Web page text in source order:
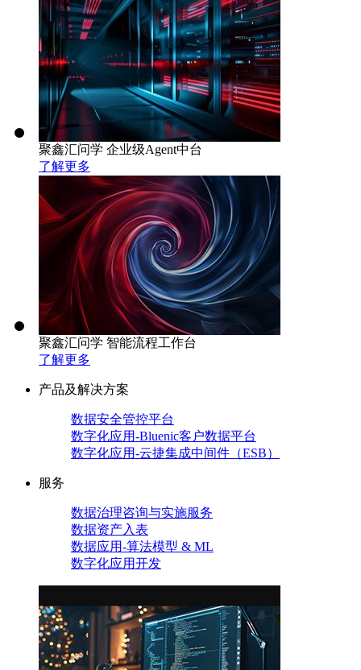
聚鑫汇问学 企业级Agent中台
了解更多
聚鑫汇问学 智能流程工作台
了解更多
产品及解决方案
数据安全管控平台
数字化应用-Bluenic客户数据平台
数字化应用-云捷集成中间件（ESB）
服务
数据治理咨询与实施服务
数据资产入表
数据应用-算法模型 & ML
数字化应用开发